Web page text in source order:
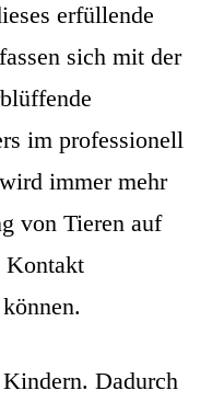
erfüllende
sich mit der
im professionell
immer mehr
von Tieren auf
Kontakt
Dadurch